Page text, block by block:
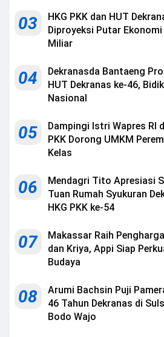
03
HKG PKK dan HUT
Diproyeksi Putar
Miliar
04
Dekranasda Bantaeng
HUT Dekranas ke-46,
Nasional
05
Dampingi Istri Wapres RI
PKK Dorong UMKM
Kelas
06
Mendagri Tito Apresiasi
Tuan Rumah Syukuran
HKG PKK ke-54
07
Makassar Raih
dan Kriya, Appi Siap
Budaya
08
Arumi Bachsin Puji
46 Tahun Dekranas di
Bodo Wajo